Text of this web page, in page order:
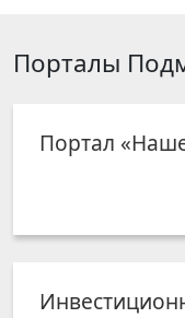
Порталы
Портал